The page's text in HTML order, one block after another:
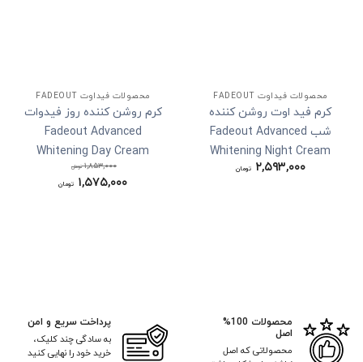
محصولات فیداوت FADEOUT
کرم فید اوت روشن کننده
شب Fadeout Advanced
Whitening Night Cream
۲,۵۹۳,۰۰۰ تومان
محصولات فیداوت FADEOUT
کرم روشن کننده روز فیدوات
Fadeout Advanced
Whitening Day Cream
SPF20
۱,۸۵۳,۰۰۰ تومان
قیمت
اصلی:
۱,۵۷۵,۰۰۰ تومان
محصولات 100%
اصل
محصولاتی که اصل
پرداخت سریع و امن
به سادگی چند کلیک،
خرید خود را نهایی کنید